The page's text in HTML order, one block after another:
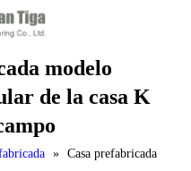
modelo
de la casa K
» Casa prefabricada